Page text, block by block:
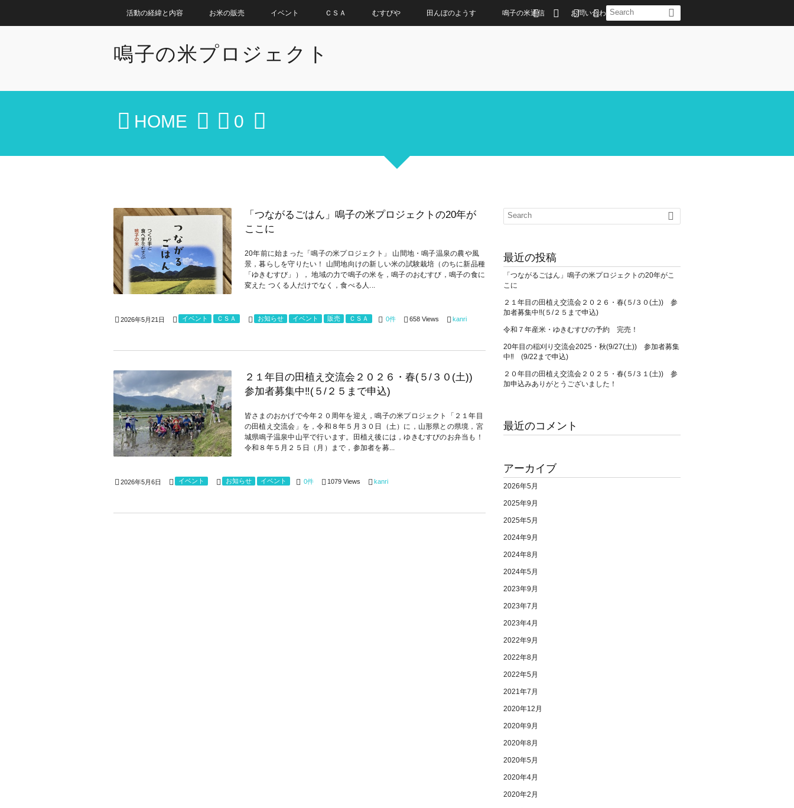
活動の経緯と内容 お米の販売 イベント ＣＳＡ むすびや 田んぼのようす 鳴子の米通信 お問い合わせ
鳴子の米プロジェクト
HOME 0
「つながるごはん」鳴子の米プロジェクトの20年が
ここに
20年前に始まった「鳴子の米プロジェクト」 山間地・鳴子温泉の農や風
景，暮らしを守りたい！ 山間地向けの新しい米の試験栽培（のちに新品種
「ゆきむすび」）， 地域の力で鳴子の米を，鳴子のおむすび，鳴子の食に
変えた つくる人だけでなく，食べる人...
2026年5月21日 イベント ＣＳＡ お知らせ イベント 販売 ＣＳＡ 0件 658 Views kanri
２１年目の田植え交流会２０２６・春(５/３０(土))
参加者募集中‼(５/２５まで申込)
皆さまのおかげで今年２０周年を迎え，鳴子の米プロジェクト「２１年目
の田植え交流会」を，令和８年５月３０日（土）に，山形県との県境，宮
城県鳴子温泉中山平で行います。田植え後には，ゆきむすびのお弁当も！
令和８年５月２５日（月）まで，参加者を募...
2026年5月6日 イベント お知らせ イベント 0件 1079 Views kanri
最近の投稿
「つながるごはん」鳴子の米プロジェクトの20年がこ
こに
２１年目の田植え交流会２０２６・春(５/３０(土)) 参
加者募集中‼(５/２５まで申込)
令和７年産米・ゆきむすびの予約 完売！
20年目の稲刈り交流会2025・秋(9/27(土)) 参加者募集
中‼ (9/22まで申込)
２０年目の田植え交流会２０２５・春(５/３１(土)) 参
加申込みありがとうございました！
最近のコメント
アーカイブ
2026年5月
2025年9月
2025年5月
2024年9月
2024年8月
2024年5月
2023年9月
2023年7月
2023年4月
2022年9月
2022年8月
2022年5月
2021年7月
2020年12月
2020年9月
2020年8月
2020年5月
2020年4月
2020年2月